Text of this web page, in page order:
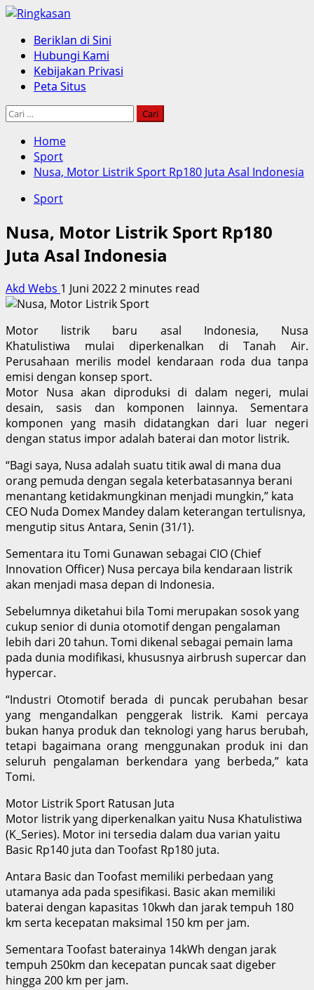
Skip
content
Primary
Menu
Beriklan di Sini
Hubungi Kami
Kebijakan Privasi
Peta Situs
Cari
Home
Sport
Nusa, Motor Listrik Sport Rp180 Juta Asal Indonesia
Sport
Nusa, Motor Listrik Sport Rp180
Juta Asal Indonesia
Akd Webs 1 Juni 20222 minutes read
Motor listrik baru asal Indonesia, Nusa
Khatulistiwa mulai diperkenalkan di Tanah Air.
Perusahaan merilis model kendaraan roda dua tanpa
emisi dengan konsep sport.
Motor Nusa akan diproduksi di dalam negeri, mulai
desain, sasis dan komponen lainnya. Sementara
komponen yang masih didatangkan dari luar negeri
dengan status impor adalah baterai dan motor listrik.
“Bagi saya, Nusa adalah suatu titik awal di mana dua
orang pemuda dengan segala keterbatasannya berani
menantang ketidakmungkinan menjadi mungkin,” kata
CEO Nuda Domex Mandey dalam keterangan tertulisnya,
mengutip situs Antara, Senin (31/1).
Sementara itu Tomi Gunawan sebagai CIO (Chief
Innovation Officer) Nusa percaya bila kendaraan listrik
akan menjadi masa depan di Indonesia.
Sebelumnya diketahui bila Tomi merupakan sosok yang
cukup senior di dunia otomotif dengan pengalaman
lebih dari 20 tahun. Tomi dikenal sebagai pemain lama
pada dunia modifikasi, khususnya airbrush supercar dan
hypercar.
“Industri Otomotif berada di puncak perubahan besar
yang mengandalkan penggerak listrik. Kami percaya
bukan hanya produk dan teknologi yang harus berubah,
tetapi bagaimana orang menggunakan produk ini dan
seluruh pengalaman berkendara yang berbeda,” kata
Tomi.
Motor Listrik Sport Ratusan Juta
Motor listrik yang diperkenalkan yaitu Nusa Khatulistiwa
(K_Series). Motor ini tersedia dalam dua varian yaitu
Basic Rp140 juta dan Toofast Rp180 juta.
Antara Basic dan Toofast memiliki perbedaan yang
utamanya ada pada spesifikasi. Basic akan memiliki
baterai dengan kapasitas 10kwh dan jarak tempuh 180
km serta kecepatan maksimal 150 km per jam.
Sementara Toofast baterainya 14kWh dengan jarak
tempuh 250km dan kecepatan puncak saat digeber
hingga 200 km per jam.